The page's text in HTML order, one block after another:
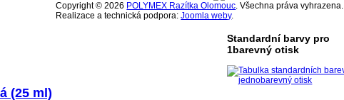
(25 ml)
Standardní barvy pro
1barevný otisk
Copyright © 2026 POLYMEX Razítka Olomouc. Všechna práva vyhrazena. |
Realizace a technická podpora:Joomla weby.